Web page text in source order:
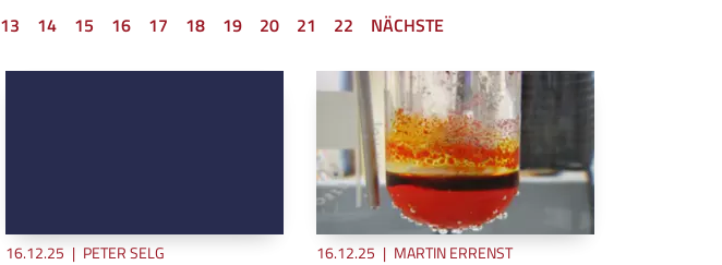
13 14 15 16 17 18 19 20 21 22 NÄCHSTE
16.12.25 | PETER SELG 16.12.25 | MARTIN ERRENST